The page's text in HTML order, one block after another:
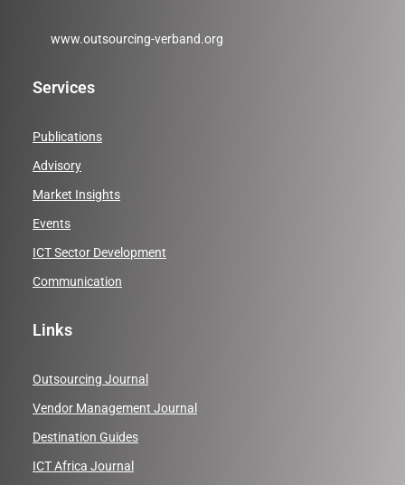
www.outsourcing-verband.org
Services
Publications
Advisory
Market Insights
Events
ICT Sector Development
Communication
Links
Outsourcing Journal
Vendor Management Journal
Destination Guides
ICT Africa Journal